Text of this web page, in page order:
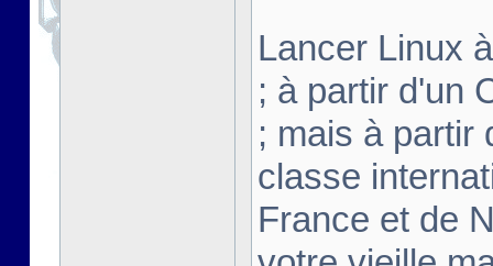
Lancer Linux
; à partir d'un
; mais à partir
classe
France et de